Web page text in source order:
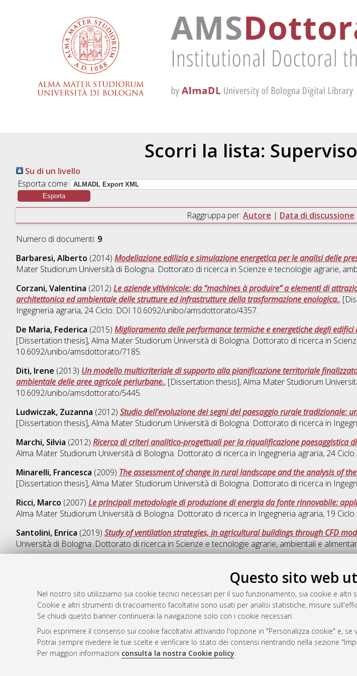
Questo sito web
Nel nostro sito utilizziamo sia cookie tecnici necessari per il suo funzionamento, sia cookie e
Cookie e altri strumenti di tracciamento facoltativi sono usati per analisi statistiche, misure
Se chiudi questo banner continuerai la navigazione solo con i cookie necessari.
Puoi esprimere il consenso sui cookie facoltativi attivando l'opzione in "Personalizza cookie" e,
Potrai sempre rivedere le tue scelte e verificare lo stato dei consensi rientrando nella sezione
Per maggiori informazioni consulta la nostra Cookie policy.
Scorri la lista:
Su di un livello
Esporta come
Raggruppa per: Autore | Data di discussione
Numero di documenti: 9.
Barbaresi, Alberto (2014) Modellazione edilizia e simulazione energetica per le analisi delle
Mater Studiorum Università di Bologna. Dottorato di ricerca in Scienze e tecnologie agrarie,
Corzani, Valentina (2012) Le aziende vitivinicole: da “machines à produire” a elementi di
architettonica ed ambientale delle strutture ed infrastrutture della trasformazione enologica.,
Ingegneria agraria, 24 Ciclo. DOI 10.6092/unibo/amsdottorato/4357.
De Maria, Federica (2015) Miglioramento delle performance termiche e energetiche degli
[Dissertation thesis], Alma Mater Studiorum Università di Bologna. Dottorato di ricerca in
10.6092/unibo/amsdottorato/7185.
Diti, Irene (2013) Un modello multicriteriale di supporto alla pianificazione territoriale
ambientale delle aree agricole periurbane., [Dissertation thesis], Alma Mater Studiorum
10.6092/unibo/amsdottorato/5445.
Ludwiczak, Zuzanna (2012) Studio dell’evoluzione dei segni del paesaggio rurale tradizionale:
[Dissertation thesis], Alma Mater Studiorum Università di Bologna. Dottorato di ricerca in
Marchi, Silvia (2012) Ricerca di criteri analitico-progettuali per la riqualificazione
Alma Mater Studiorum Università di Bologna. Dottorato di ricerca in Ingegneria agraria, 24
Minarelli, Francesca (2009) The assessment of change in rural landscape and the analysis of
[Dissertation thesis], Alma Mater Studiorum Università di Bologna. Dottorato di ricerca in
Ricci, Marco (2007) Le principali metodologie di produzione di energia da fonte rinnovabile:
Alma Mater Studiorum Università di Bologna. Dottorato di ricerca in Ingegneria agraria, 19
Santolini, Enrica (2019) Study of ventilation strategies, in agricultural buildings through CFD
Università di Bologna. Dottorato di ricerca in Scienze e tecnologie agrarie, ambientali e
Atom
Rss 1.0
Rss 2.0
AMS Dottorato
ISSN: 2038-7946
Servizio implementato e gestito da
Impostazioni Cookie
Informativa sulla privacy
Condizioni d’uso del sito